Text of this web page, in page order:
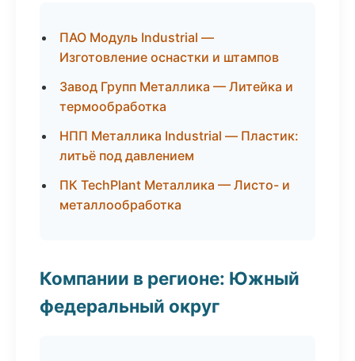
ПАО Модуль Industrial —
Изготовление оснастки и штампов
Завод Групп Металлика — Литейка и
термообработка
НПП Металлика Industrial — Пластик:
литьё под давлением
ПК TechPlant Металлика — Листо- и
металлообработка
Компании в регионе: Южный
федеральный округ